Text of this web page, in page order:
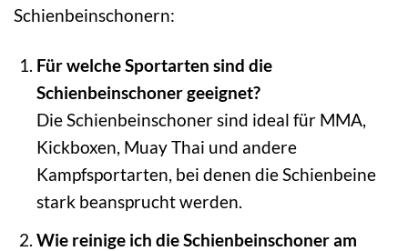
Schienbeinschonern:
Für welche Sportarten sind die
Schienbeinschoner geeignet?
Die Schienbeinschoner sind ideal für MMA,
Kickboxen, Muay Thai und andere
Kampfsportarten, bei denen die Schienbeine
stark beansprucht werden.
Wie reinige ich die Schienbeinschoner am